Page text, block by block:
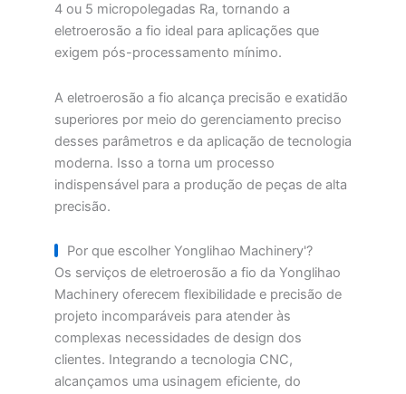
4 ou 5 micropolegadas Ra, tornando a
eletroerosão a fio ideal para aplicações que
exigem pós-processamento mínimo.
A eletroerosão a fio alcança precisão e exatidão
superiores por meio do gerenciamento preciso
desses parâmetros e da aplicação de tecnologia
moderna. Isso a torna um processo
indispensável para a produção de peças de alta
precisão.
Por que escolher Yonglihao Machinery'?
Os serviços de eletroerosão a fio da Yonglihao
Machinery oferecem flexibilidade e precisão de
projeto incomparáveis para atender às
complexas necessidades de design dos
clientes. Integrando a tecnologia CNC,
alcançamos uma usinagem eficiente, do